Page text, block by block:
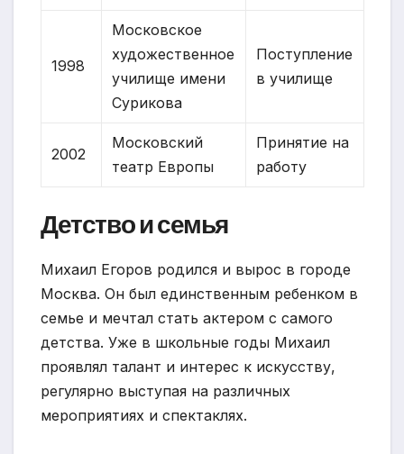
1998
Московское
художественное
училище имени
Сурикова
Поступление
в училище
2002
Московский
театр Европы
Принятие на
работу
Детство и семья
Михаил Егоров родился и вырос в городе
Москва. Он был единственным ребенком в
семье и мечтал стать актером с самого
детства. Уже в школьные годы Михаил
проявлял талант и интерес к искусству,
регулярно выступая на различных
мероприятиях и спектаклях.